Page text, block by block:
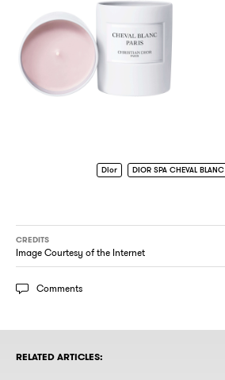
Dior DIOR SPA CHEVAL BLANC
CREDITS
Image Courtesy of the Internet
Comments
RELATED ARTICLES: